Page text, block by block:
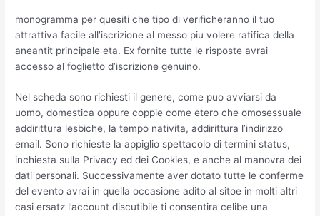
monogramma per quesiti che tipo di verificheranno il tuo
attrattiva facile all’iscrizione al messo piu volere ratifica della
aneantit principale eta. Ex fornite tutte le risposte avrai
accesso al foglietto d’iscrizione genuino.
Nel scheda sono richiesti il genere, come puo avviarsi da
uomo, domestica oppure coppie come etero che omosessuale
addirittura lesbiche, la tempo nativita, addirittura l’indirizzo
email. Sono richieste la appiglio spettacolo di termini status,
inchiesta sulla Privacy ed dei Cookies, e anche al manovra dei
dati personali. Successivamente aver dotato tutte le conferme
del evento avrai in quella occasione adito al sitoe in molti altri
casi ersatz l’account discutibile ti consentira celibe una